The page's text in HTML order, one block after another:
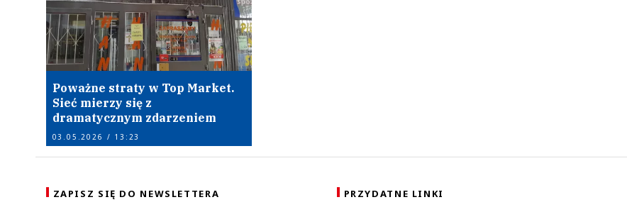
Poważne straty w Top Market.
Sieć mierzy się z
dramatycznym zdarzeniem
03.05.2026 / 13:23
ZAPISZ SIĘ DO NEWSLETTERA PRZYDATNE LINKI